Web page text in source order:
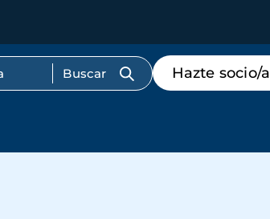
Menú
de
destacados
Hazte socio/a